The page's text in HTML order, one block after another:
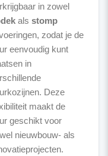
in zowel
als stomp
zodat je de
eenvoudig kunt
in
Deze
maakt de
geschikt voor
nieuwbouw- als